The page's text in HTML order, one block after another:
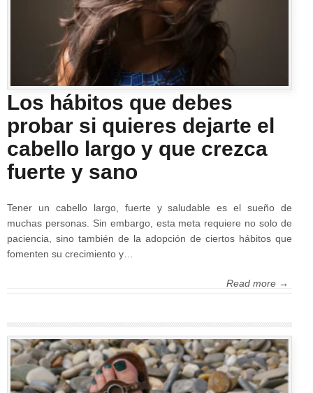
Los hábitos que debes
probar si quieres dejarte el
cabello largo y que crezca
fuerte y sano
Tener un cabello largo, fuerte y saludable es el sueño de
muchas personas. Sin embargo, esta meta requiere no solo de
paciencia, sino también de la adopción de ciertos hábitos que
fomenten su crecimiento y…
Read more →